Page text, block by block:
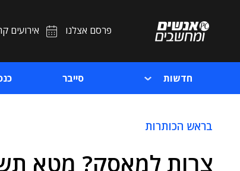
פרסם אצלנו אירועים
חדשות סייבר
בראש הכותרות
צרות למאסק? מטא